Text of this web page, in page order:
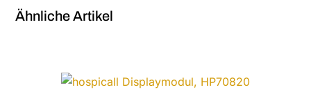
Ähnliche Artikel